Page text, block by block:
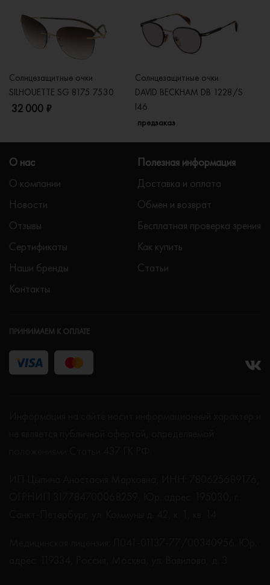
Солнцезащитные очки
SILHOUETTE SG 8175 7530
32 000 ₽
Солнцезащитные очки
DAVID BECKHAM DB 1228/S
I46
предзаказ
О нас
О компании
Новости
Отзывы
Сертификаты
Наши бренды
Контакты
Полезная информация
Доставка и оплата
Обмен и возврат
Бесплатная проверка зрения
Как купить
Статьи
ПРИНИМАЕМ К ОПЛАТЕ